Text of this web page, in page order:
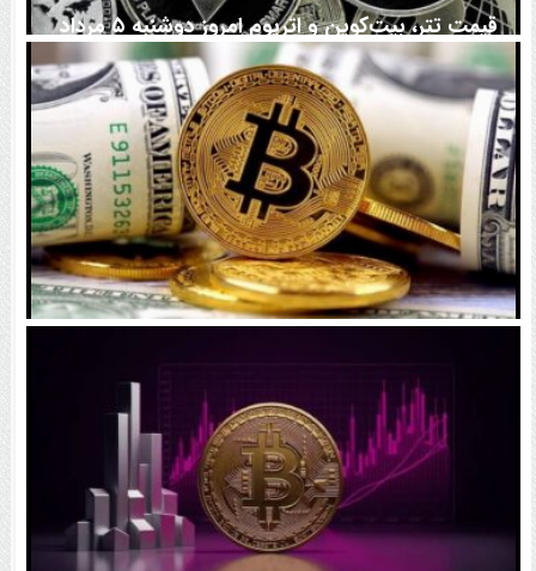
قیمت تتر، بیت‌کوین و اتریوم امروز دوشنبه ۵ مرداد
۱۴۰۵ | بیت‌کوین این مرز را از دست بدهد، همه‌چیز تغییر
می‌کند